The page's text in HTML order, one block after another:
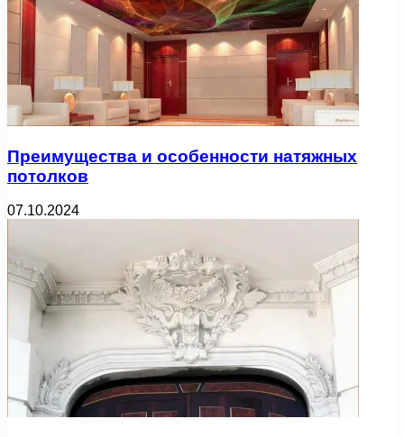
Преимущества и особенности натяжных
потолков
07.10.2024